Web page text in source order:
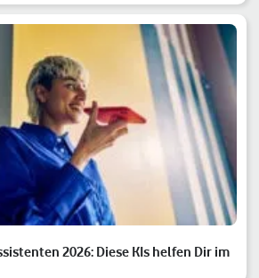
2026: Diese KIs helfen Dir im